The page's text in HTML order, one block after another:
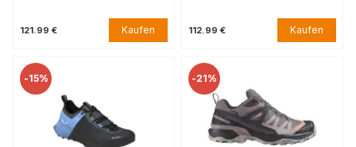
121.99 € Kaufen 112.99 € Kaufen
-15% -21%